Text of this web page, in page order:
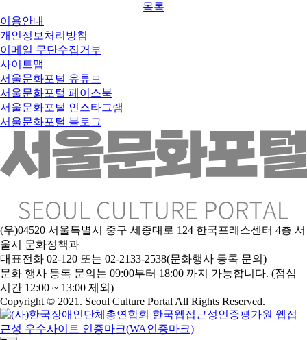
목록
이용안내
개인정보처리방침
이메일 무단수집거부
사이트맵
서울문화포털 유튜브
서울문화포털 페이스북
서울문화포털 인스타그램
서울문화포털 블로그
(우)04520 서울특별시 중구 세종대로 124 한국프레스센터 4층 서
울시 문화정책과
대표전화 02-120 또는 02-2133-2538(문화행사 등록 문의)
문화 행사 등록 문의는 09:00부터 18:00 까지 가능합니다. (점심
시간 12:00 ~ 13:00 제외)
Copyright © 2021. Seoul Culture Portal All Rights Reserved.